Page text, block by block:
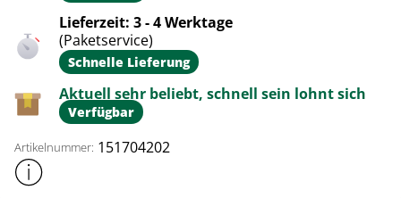
Lieferzeit: 3 - 4 Werktage
(Paketservice)
Schnelle Lieferung
Aktuell sehr beliebt, schnell sein lohnt sich
Verfügbar
Artikelnummer: 151704202
Weitere Produktinformationen anzeigen